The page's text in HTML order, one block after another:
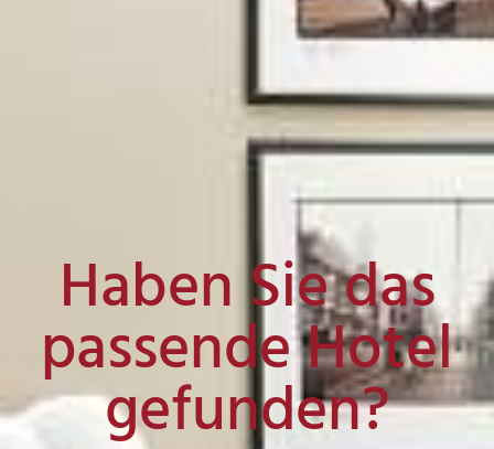
Haben Sie das
passende Hotel
gefunden?